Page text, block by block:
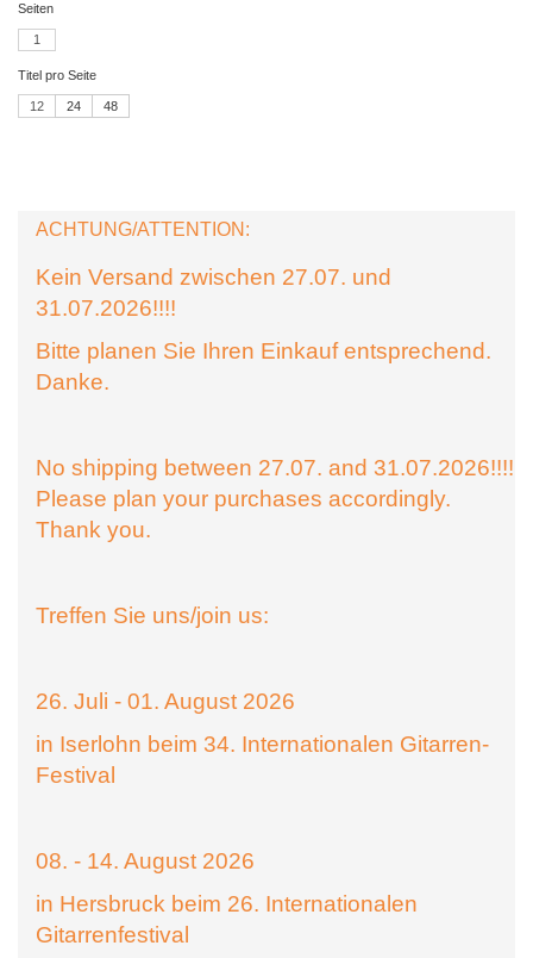
Seiten
1
Titel pro Seite
12 24 48
ACHTUNG/ATTENTION:
Kein Versand zwischen 27.07. und
31.07.2026!!!!
Bitte planen Sie Ihren Einkauf entsprechend.
Danke.
No shipping between 27.07. and 31.07.2026!!!!
Please plan your purchases accordingly.
Thank you.
Treffen Sie uns/join us:
26. Juli - 01. August 2026
in Iserlohn beim 34. Internationalen Gitarren-
Festival
08. - 14. August 2026
in Hersbruck beim 26. Internationalen
Gitarrenfestival